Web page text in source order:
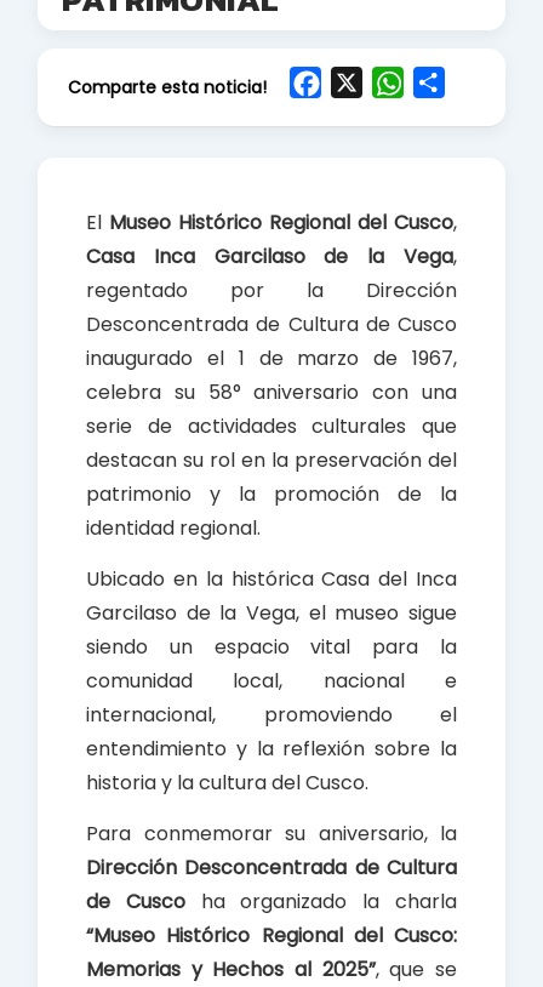
Comparte esta noticia!
o
k
W
s
p
p
El Museo Histórico Regional del Cusco,
Casa Inca Garcilaso de la Vega,
regentado por la Dirección
Desconcentrada de Cultura de Cusco
inaugurado el 1 de marzo de 1967,
celebra su 58° aniversario con una
serie de actividades culturales que
destacan su rol en la preservación del
patrimonio y la promoción de la
identidad regional.
Ubicado en la histórica Casa del Inca
Garcilaso de la Vega, el museo sigue
siendo un espacio vital para la
comunidad local, nacional e
internacional, promoviendo el
entendimiento y la reflexión sobre la
historia y la cultura del Cusco.
Para conmemorar su aniversario, la
Dirección Desconcentrada de Cultura
de Cuscoha organizado la charla
“Museo Histórico Regional del Cusco:
Memorias y Hechos al 2025”, que se